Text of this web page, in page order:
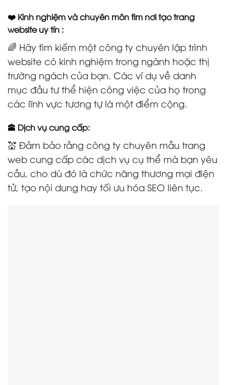
❤️ Kinh nghiệm và chuyên môn tìm nơi tạo trang
website uy tín :
🌈 Hãy tìm kiếm một công ty chuyên lập trình
website có kinh nghiệm trong ngành hoặc thị
trường ngách của bạn. Các ví dụ về danh
mục đầu tư thể hiện công việc của họ trong
các lĩnh vực tương tự là một điểm cộng.
🕋 Dịch vụ cung cấp:
💒 Đảm bảo rằng công ty chuyên mẫu trang
web cung cấp các dịch vụ cụ thể mà bạn yêu
cầu, cho dù đó là chức năng thương mại điện
tử, tạo nội dung hay tối ưu hóa SEO liên tục.